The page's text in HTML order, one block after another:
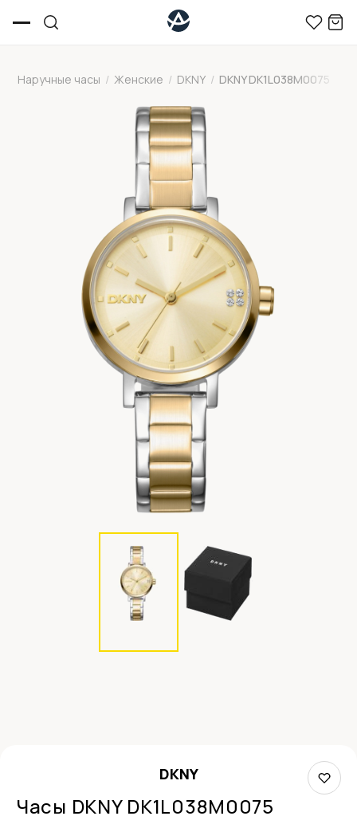
Наручные часы / Женские / DKNY / DKNY DK1L038M0075
DKNY
Часы DKNY DK1L038M0075